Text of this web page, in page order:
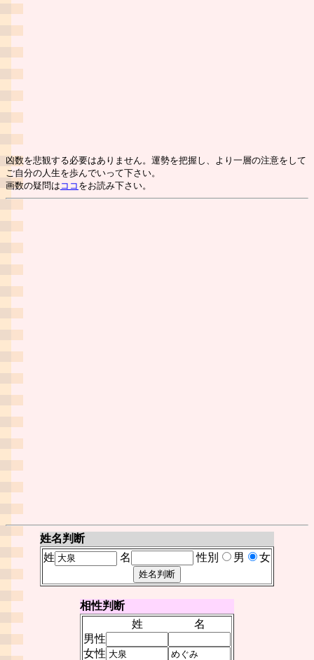
凶数を悲観する必要はありません。運勢を把握し、より一層の注意をして
ご自分の人生を歩んでいって下さい。
画数の疑問は ココ をお読み下さい。
姓名判断
姓
名 性別 男 女
相性判断
姓
名
男性
女性